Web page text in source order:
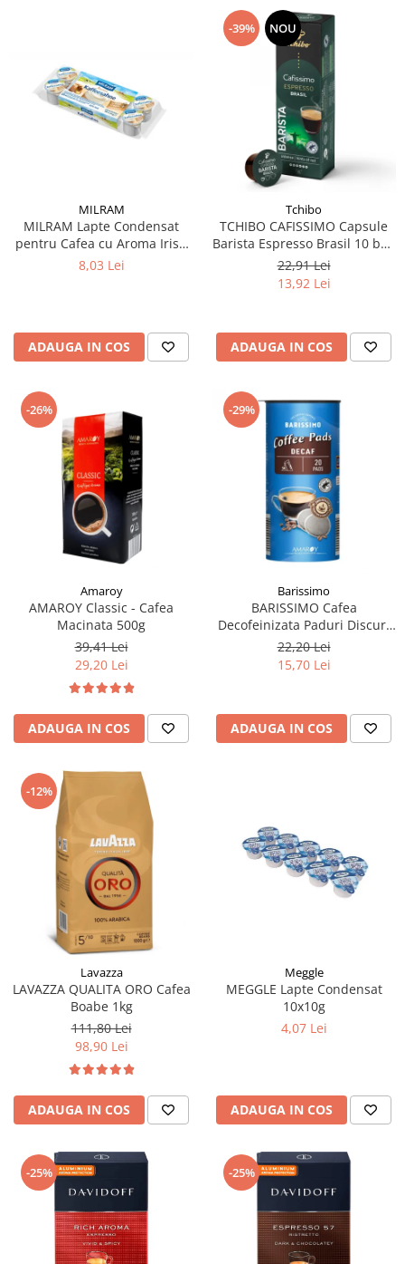
MILRAM
MILRAM Lapte Condensat
pentru Cafea cu Aroma Irish
Cream 10x14g
8,03 Lei
ADAUGA IN COS
-39% NOU
Tchibo
TCHIBO CAFISSIMO Capsule
Barista Espresso Brasil 10 buc
80g (27.10.2026)
22,91 Lei
13,92 Lei
ADAUGA IN COS
-26%
Amaroy
AMAROY Classic - Cafea
Macinata 500g
39,41 Lei
29,20 Lei
ADAUGA IN COS
-29%
Barissimo
BARISSIMO Cafea
Decofeinizata Paduri Discuri
Senseo 62mm Monodoze
20buc - 140g
22,20 Lei
15,70 Lei
ADAUGA IN COS
-12%
Lavazza
LAVAZZA QUALITA ORO Cafea
Boabe 1kg
111,80 Lei
98,90 Lei
ADAUGA IN COS
Meggle
MEGGLE Lapte Condensat
10x10g
4,07 Lei
ADAUGA IN COS
-25% -25%